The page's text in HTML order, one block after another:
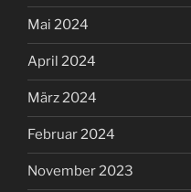
Mai 2024
April 2024
März 2024
Februar 2024
November 2023